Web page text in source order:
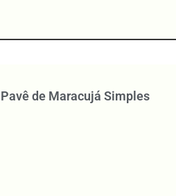
Pavê de Maracujá Simples